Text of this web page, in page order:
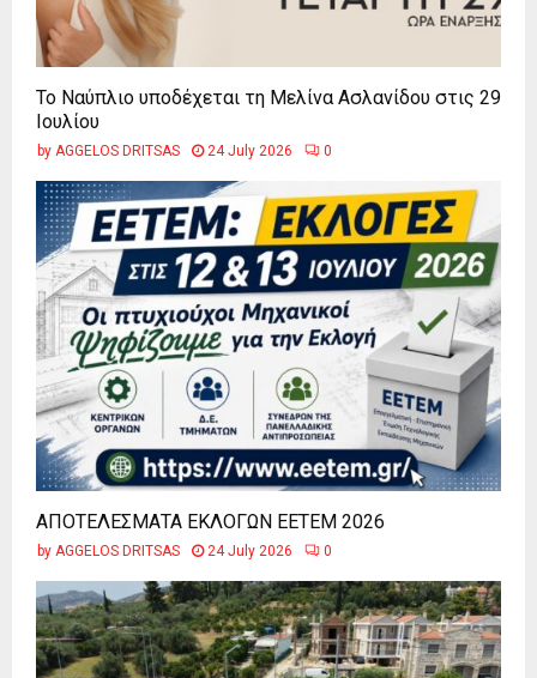
Το Ναύπλιο υποδέχεται τη Μελίνα Ασλανίδου στις 29
Ιουλίου
by AGGELOS DRITSAS 24 July 2026 0
ΑΠΟΤΕΛΕΣΜΑΤΑ ΕΚΛΟΓΩΝ ΕΕΤΕΜ 2026
by AGGELOS DRITSAS 24 July 2026 0